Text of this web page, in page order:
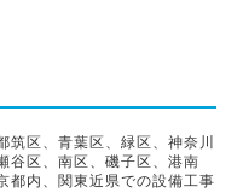
区、青葉区、緑区、神奈川
谷区、南区、磯子区、港南
都内、関東近県での設備工事